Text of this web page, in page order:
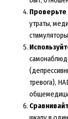
Проверьте
утраты,
тревога),